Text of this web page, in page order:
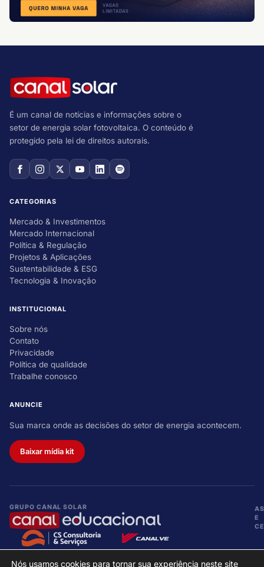
É um canal de notícias e informações sobre o
setor de energia solar fotovoltaica. O conteúdo é
protegido pela lei de direitos autorais.
CATEGORIAS
Mercado & Investimentos
Mercado Internacional
Política & Regulação
Projetos & Aplicações
Sustentabilidade & ESG
Tecnologia & Inovação
INSTITUCIONAL
Sobre nós
Contato
Privacidade
Política de qualidade
Trabalhe conosco
ANUNCIE
Sua marca onde as decisões do setor de energia acontecem.
Baixar mídia kit
GRUPO CANAL SOLAR
E
Nós usamos cookies para tornar sua experiência neste site